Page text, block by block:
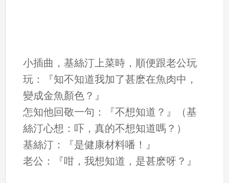
小插曲，基絲汀上菜時，順便跟老公玩
玩：『知不知道我加了甚麽在魚肉中，
變成金魚顏色？』
怎知他回敬一句：『不想知道？』（基
絲汀心想：吓，真的不想知道嗎？）
基絲汀：『是健康材料噃！』
老公：『咁，我想知道，是甚麽呀？』